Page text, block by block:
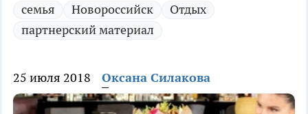
семья Новороссийск
Отдых
партнерский материал
25 июля 2018 Оксана Силакова